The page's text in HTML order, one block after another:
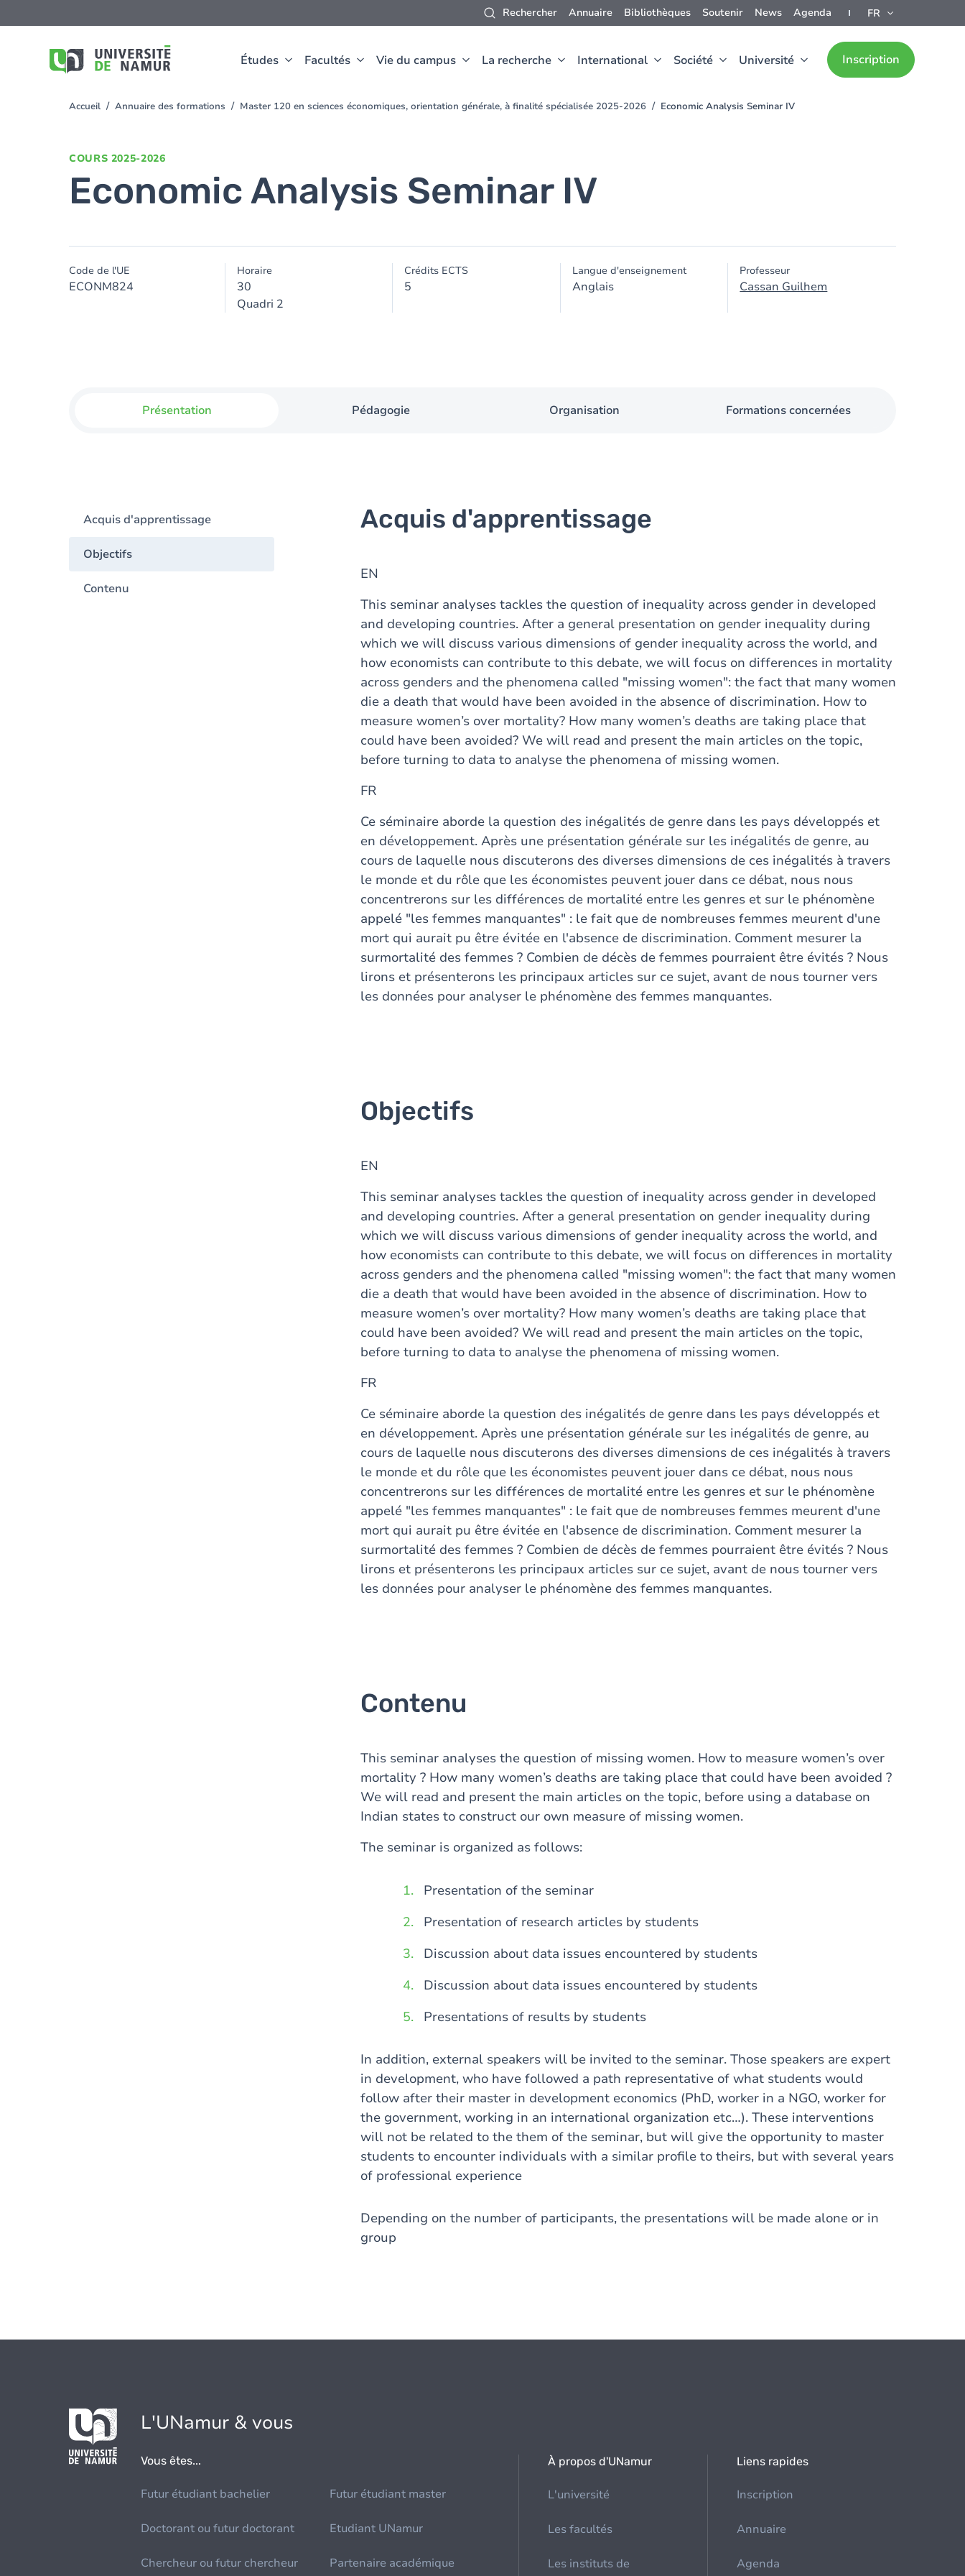
Rechercher Annuaire Bibliothèques Soutenir News Agenda FR
Études Facultés Vie du campus La recherche International Société Université Inscription
au
You
Accueil Annuaire des formations Master 120 en sciences économiques, orientation générale, à finalité spécialisée 2025-2026 Economic Analysis Seminar IV
COURS 2025-2026
Economic Analysis Seminar IV
Code de l'UE
ECONM824
Horaire
30
Quadri 2
Crédits ECTS
5
Langue d'enseignement
Anglais
Professeur
Cassan Guilhem
Présentation Pédagogie Organisation Formations concernées
Acquis d'apprentissage
Objectifs
Contenu
Acquis d'apprentissage
EN
This seminar analyses tackles the question of inequality across gender in developed
and developing countries. After a general presentation on gender inequality during
which we will discuss various dimensions of gender inequality across the world, and
how economists can contribute to this debate, we will focus on differences in mortality
across genders and the phenomena called "missing women": the fact that many women
die a death that would have been avoided in the absence of discrimination. How to
measure women’s over mortality? How many women’s deaths are taking place that
could have been avoided? We will read and present the main articles on the topic,
before turning to data to analyse the phenomena of missing women.
FR
Ce séminaire aborde la question des inégalités de genre dans les pays développés et
en développement. Après une présentation générale sur les inégalités de genre, au
cours de laquelle nous discuterons des diverses dimensions de ces inégalités à travers
le monde et du rôle que les économistes peuvent jouer dans ce débat, nous nous
concentrerons sur les différences de mortalité entre les genres et sur le phénomène
appelé "les femmes manquantes" : le fait que de nombreuses femmes meurent d'une
mort qui aurait pu être évitée en l'absence de discrimination. Comment mesurer la
surmortalité des femmes ? Combien de décès de femmes pourraient être évités ? Nous
lirons et présenterons les principaux articles sur ce sujet, avant de nous tourner vers
les données pour analyser le phénomène des femmes manquantes.
Objectifs
EN
This seminar analyses tackles the question of inequality across gender in developed
and developing countries. After a general presentation on gender inequality during
which we will discuss various dimensions of gender inequality across the world, and
how economists can contribute to this debate, we will focus on differences in mortality
across genders and the phenomena called "missing women": the fact that many women
die a death that would have been avoided in the absence of discrimination. How to
measure women’s over mortality? How many women’s deaths are taking place that
could have been avoided? We will read and present the main articles on the topic,
before turning to data to analyse the phenomena of missing women.
FR
Ce séminaire aborde la question des inégalités de genre dans les pays développés et
en développement. Après une présentation générale sur les inégalités de genre, au
cours de laquelle nous discuterons des diverses dimensions de ces inégalités à travers
le monde et du rôle que les économistes peuvent jouer dans ce débat, nous nous
concentrerons sur les différences de mortalité entre les genres et sur le phénomène
appelé "les femmes manquantes" : le fait que de nombreuses femmes meurent d'une
mort qui aurait pu être évitée en l'absence de discrimination. Comment mesurer la
surmortalité des femmes ? Combien de décès de femmes pourraient être évités ? Nous
lirons et présenterons les principaux articles sur ce sujet, avant de nous tourner vers
les données pour analyser le phénomène des femmes manquantes.
Contenu
This seminar analyses the question of missing women. How to measure women’s over
mortality ? How many women’s deaths are taking place that could have been avoided ?
We will read and present the main articles on the topic, before using a database on
Indian states to construct our own measure of missing women.
The seminar is organized as follows:
Presentation of the seminar
Presentation of research articles by students
Discussion about data issues encountered by students
Discussion about data issues encountered by students
Presentations of results by students
In addition, external speakers will be invited to the seminar. Those speakers are expert
in development, who have followed a path representative of what students would
follow after their master in development economics (PhD, worker in a NGO, worker for
the government, working in an international organization etc…). These interventions
will not be related to the them of the seminar, but will give the opportunity to master
students to encounter individuals with a similar profile to theirs, but with several years
of professional experience
Depending on the number of participants, the presentations will be made alone or in
group
L'UNamur & vous
Vous êtes...
Futur étudiant bachelier Futur étudiant master
Doctorant ou futur doctorant Etudiant UNamur
Chercheur ou futur chercheur Partenaire académique
À propos d'UNamur
L'université
Les facultés
Les instituts de
Liens rapides
Inscription
Annuaire
Agenda